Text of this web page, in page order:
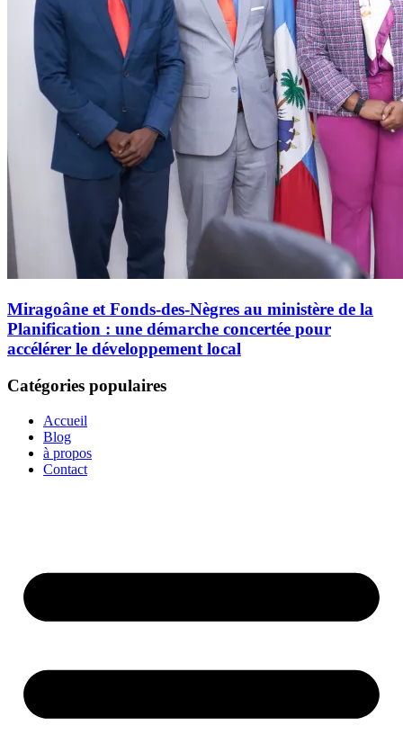
Miragoâne et Fonds-des-Nègres au ministère de la
Planification : une démarche concertée pour
accélérer le développement local
Catégories populaires
Accueil
Blog
à propos
Contact